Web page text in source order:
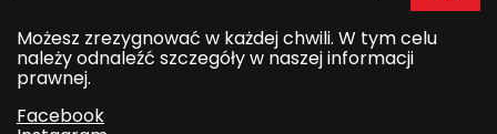
Możesz zrezygnować w każdej chwili. W tym celu
należy odnaleźć szczegóły w naszej informacji
prawnej.
Facebook